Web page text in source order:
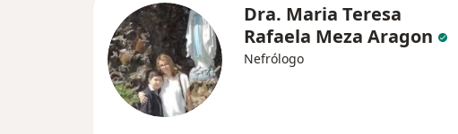
Dra. Maria Teresa
Rafaela Meza Aragon
Nefrólogo